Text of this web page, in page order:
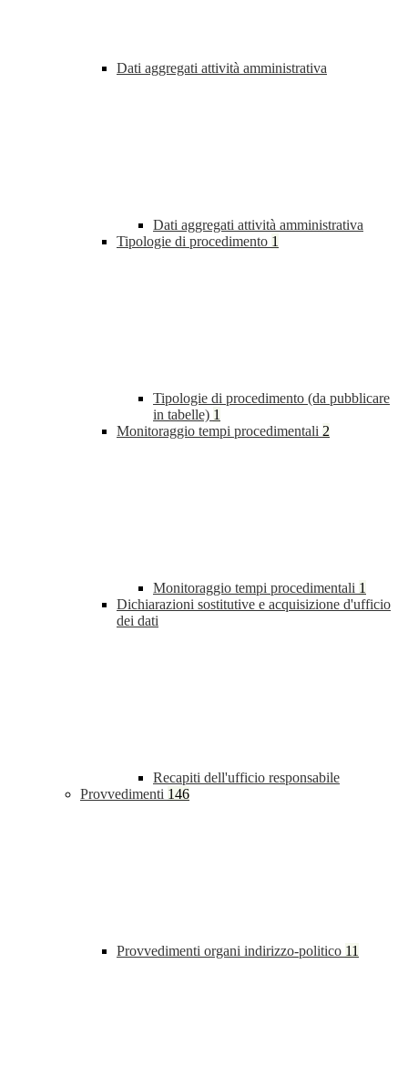
Dati aggregati attività amministrativa
Dati aggregati attività amministrativa
Tipologie di procedimento 1
Tipologie di procedimento (da pubblicare
in tabelle) 1
Monitoraggio tempi procedimentali 2
Monitoraggio tempi procedimentali 1
Dichiarazioni sostitutive e acquisizione d'ufficio
dei dati
Recapiti dell'ufficio responsabile
Provvedimenti 146
Provvedimenti organi indirizzo-politico 11